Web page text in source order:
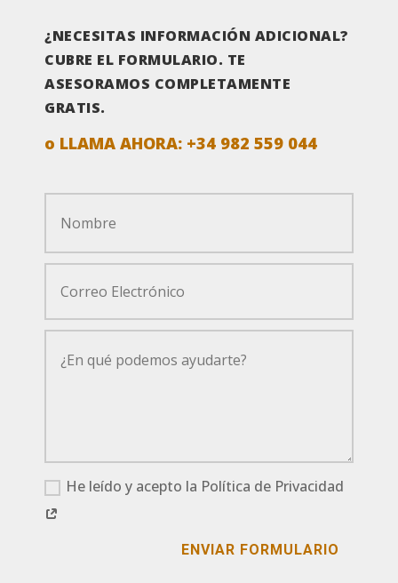
¿NECESITAS INFORMACIÓN ADICIONAL?
CUBRE EL FORMULARIO. TE
ASESORAMOS COMPLETAMENTE
GRATIS.
o LLAMA AHORA: +34 982 559 044
He leído y acepto la Política de Privacidad
ENVIAR FORMULARIO